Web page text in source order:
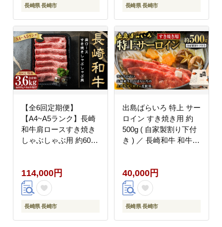
長崎県 長崎市
SPFポーク 定期便 定期
長崎県 長崎市
【全6回定期便】
【A4~A5ランク】長崎
和牛肩ロースすき焼き
しゃぶしゃぶ用 約600g
114,000円
長崎県 長崎市
出島ばらいろ 特上 サー
ロイン すき焼き用 約
500g ( 自家製割り下付
き ) ／ 長崎和牛 和牛
40,000円
長崎県 長崎市